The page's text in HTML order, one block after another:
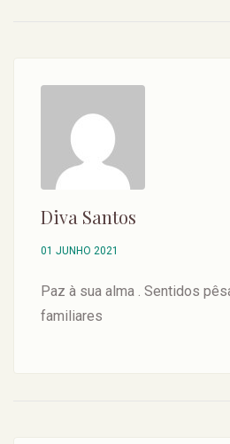
Diva Santos
01 JUNHO 2021
Paz à sua alma . Sentidos
familiares